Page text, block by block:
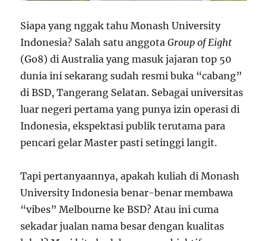
Siapa yang nggak tahu Monash University
Indonesia? Salah satu anggotaGroup of Eight
(Go8) di Australia yang masuk jajaran top 50
dunia ini sekarang sudah resmi buka “cabang”
di BSD, Tangerang Selatan. Sebagai universitas
luar negeri pertama yang punya izin operasi di
Indonesia, ekspektasi publik terutama para
pencari gelar Master pasti setinggi langit.
Tapi pertanyaannya, apakah kuliah di Monash
University Indonesia benar-benar membawa
“vibes” Melbourne ke BSD? Atau ini cuma
sekadar jualan nama besar dengan kualitas